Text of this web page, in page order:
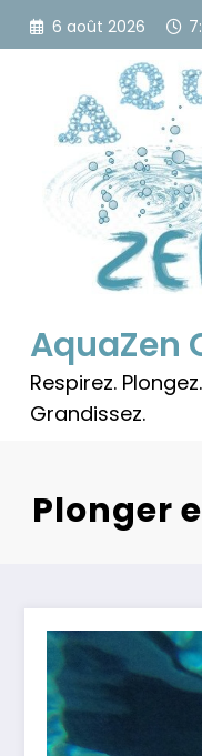
Aller
6 août 2026
AquaZen
Respirez. Plongez.
Grandissez.
Plonger